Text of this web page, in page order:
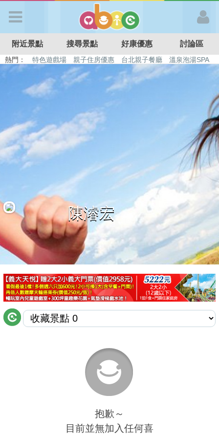
APP登入
首 頁
搜尋景點
好康優惠
最新留言
商家合作
推薦景點
討論區
聯絡我們
附近景點 搜尋景點 好康優惠 討論區
熱門： 特色遊戲場 親子住房優惠 台北親子餐廳
溫泉泡湯SPA
溜滑梯民宿
觀光工廠 日本親子景點
陳濬宏
抱歉～
目前並無加入任何喜